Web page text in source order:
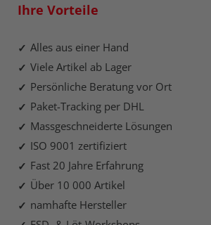
Ihre Vorteile
Alles aus einer Hand
Viele Artikel ab Lager
Persönliche Beratung vor Ort
Paket-Tracking per DHL
Massgeschneiderte Lösungen
ISO 9001 zertifiziert
Fast 20 Jahre Erfahrung
Über 10 000 Artikel
namhafte Hersteller